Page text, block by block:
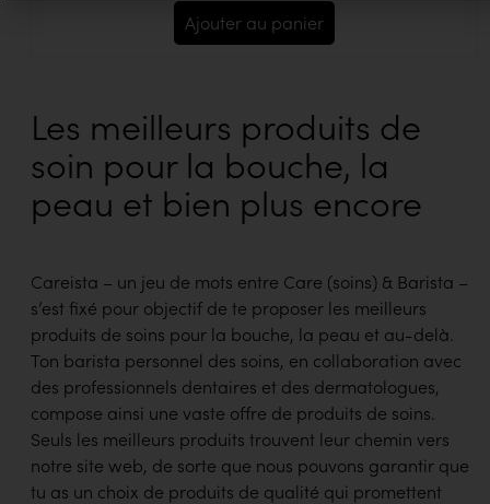
Ajouter au panier
Les meilleurs produits de
soin pour la bouche, la
peau et bien plus encore
Careista – un jeu de mots entre Care (soins) & Barista –
s’est fixé pour objectif de te proposer les meilleurs
produits de soins pour la bouche, la peau et au-delà.
Ton barista personnel des soins, en collaboration avec
des professionnels dentaires et des dermatologues,
compose ainsi une vaste offre de produits de soins.
Seuls les meilleurs produits trouvent leur chemin vers
notre site web, de sorte que nous pouvons garantir que
tu as un choix de produits de qualité qui promettent